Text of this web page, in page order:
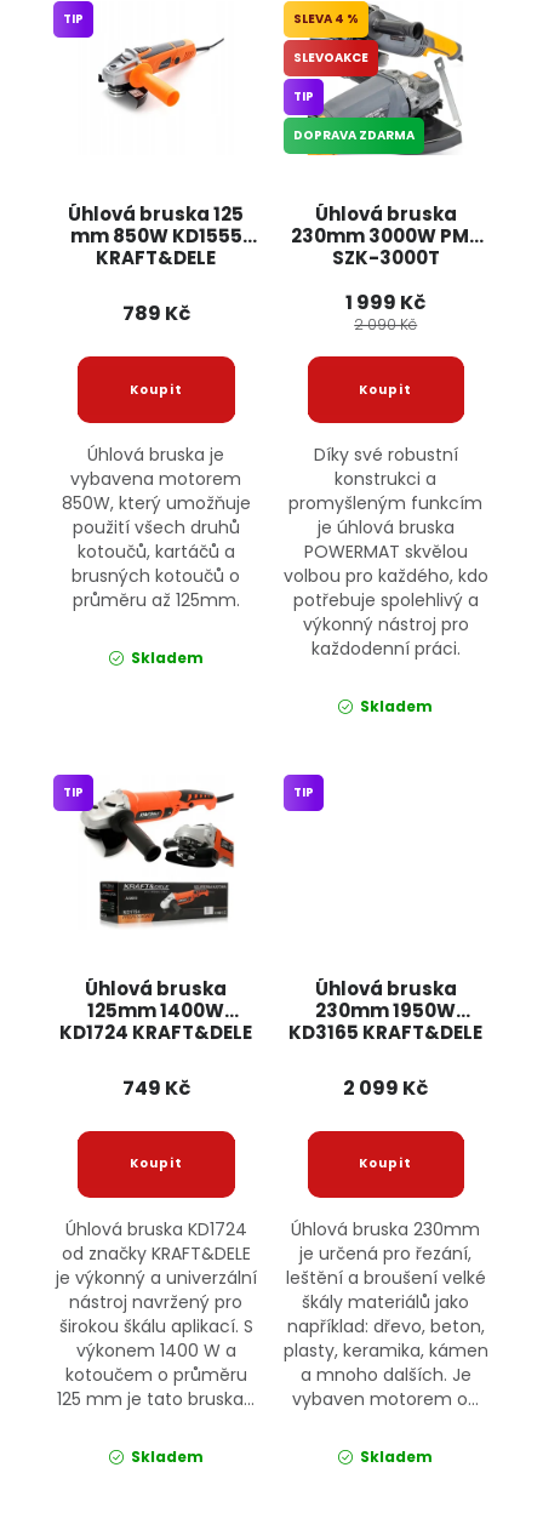
Úhlová bruska 125
mm 850W KD1555
KRAFT&DELE
TIP
789 Kč
Úhlová bruska je
vybavena motorem
850W, který umožňuje
použití všech druhů
kotoučů, kartáčů a
brusných kotoučů o
průměru až 125mm.
Skladem
Úhlová bruska
230mm 3000W PM-
SZK-3000T
4 %
SLEVOAKCE
TIP
DOPRAVA ZDARMA
1 999 Kč
2 090 Kč
Díky své robustní
konstrukci a
promyšleným funkcím
je úhlová bruska
POWERMAT skvělou
volbou pro každého, kdo
potřebuje spolehlivý a
výkonný nástroj pro
každodenní práci.
Skladem
Úhlová bruska
125mm 1400W
KD1724 KRAFT&DELE
TIP
749 Kč
Úhlová bruska KD1724
od značky KRAFT&DELE
je výkonný a univerzální
nástroj navržený pro
širokou škálu aplikací. S
výkonem 1400 W a
kotoučem o průměru
125 mm je tato bruska...
Skladem
Úhlová bruska
230mm 1950W
KD3165 KRAFT&DELE
TIP
2 099 Kč
Úhlová bruska 230mm
je určená pro řezání,
leštění a broušení velké
škály materiálů jako
například: dřevo, beton,
plasty, keramika, kámen
a mnoho dalších. Je
vybaven motorem o...
Skladem